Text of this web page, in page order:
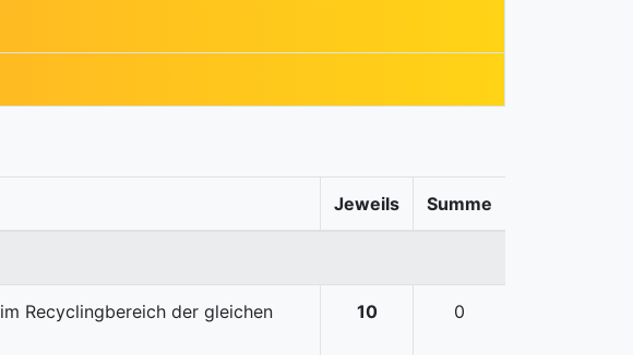
Jeweils Summe
im Recyclingbereich der gleichen
10 0